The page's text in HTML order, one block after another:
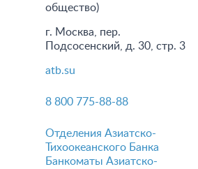
общество)
г. Москва, пер.
Подсосенский, д. 30, стр. 3
atb.su
8 800 775-88-88
Отделения Азиатско-
Тихоокеанского Банка
Банкоматы Азиатско-